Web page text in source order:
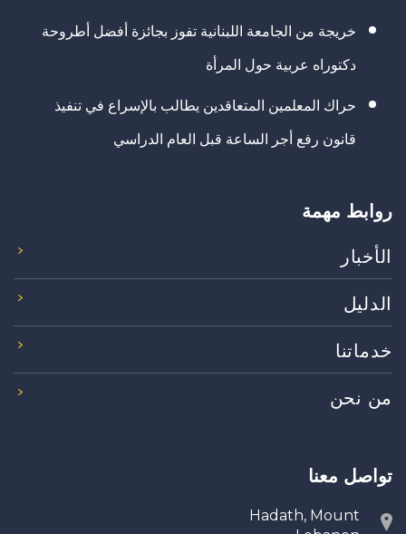
خريجة من الجامعة اللبنانية تفوز بجائزة أفضل أطروحة
دكتوراه عربية حول المرأة
حراك المعلمين المتعاقدين يطالب بالإسراع في تنفيذ
قانون رفع أجر الساعة قبل العام الدراسي
روابط مهمة
الأخبار
الدليل
خدماتنا
من نحن
تواصل معنا
Hadath, Mount